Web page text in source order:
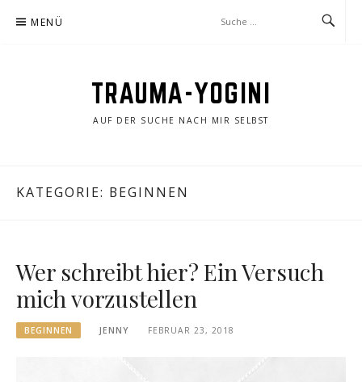
Inhalt MENÜ
TRAUMA-YOGINI
AUF DER SUCHE NACH MIR SELBST
KATEGORIE: BEGINNEN
Wer schreibt hier? Ein Versuch
mich vorzustellen
BEGINNEN JENNY FEBRUAR 23, 2018